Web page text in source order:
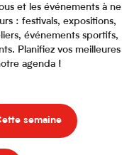
et les événements à ne
: festivals, expositions,
événements sportifs,
Planifiez vos meilleures
agenda !
semaine